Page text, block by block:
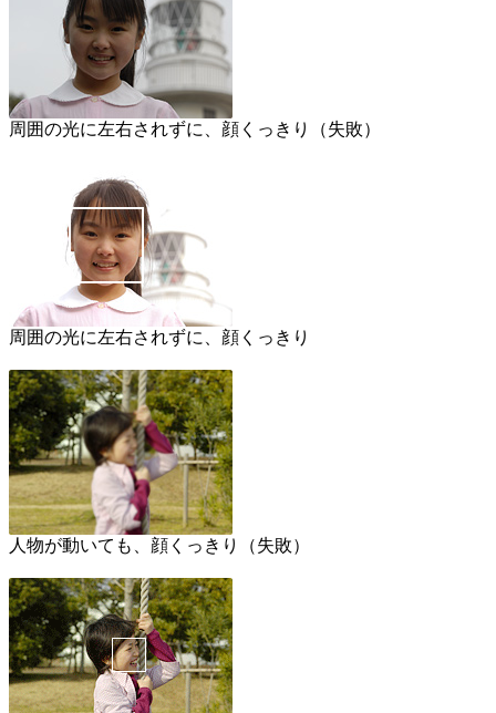
周囲の光に左右されずに、顔くっきり（失敗）
周囲の光に左右されずに、顔くっきり
人物が動いても、顔くっきり（失敗）